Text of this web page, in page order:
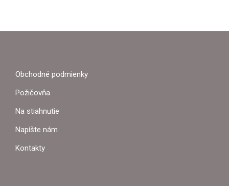
Z
Obchodné podmienky
Požičovňa
Na stiahnutie
Napíšte nám
Kontakty